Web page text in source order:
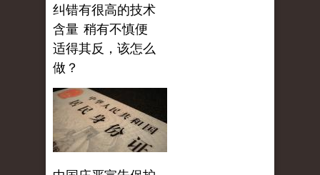
纠错有很高的技术
含量 稍有不慎便
适得其反，该怎么
做？